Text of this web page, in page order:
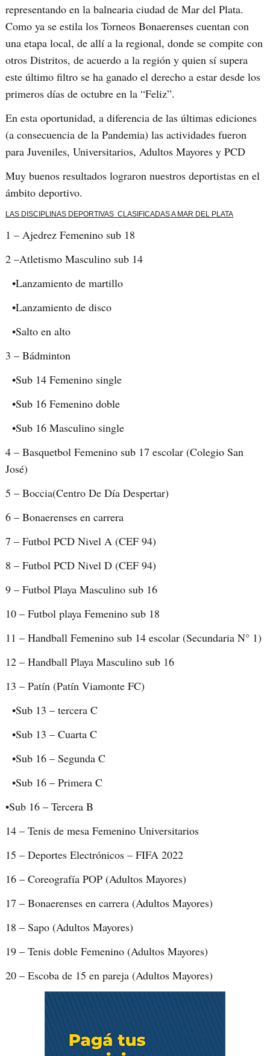
representando en la balnearia ciudad de Mar del Plata.
Como ya se estila los Torneos Bonaerenses cuentan con
una etapa local, de allí a la regional, donde se compite con
otros Distritos, de acuerdo a la región y quien sí supera
este último filtro se ha ganado el derecho a estar desde los
primeros días de octubre en la “Feliz”.
En esta oportunidad, a diferencia de las últimas ediciones
(a consecuencia de la Pandemia) las actividades fueron
para Juveniles, Universitarios, Adultos Mayores y PCD
Muy buenos resultados lograron nuestros deportistas en el
ámbito deportivo.
LAS DISCIPLINAS DEPORTIVAS CLASIFICADAS A MAR DEL PLATA
1 – Ajedrez Femenino sub 18
2 –Atletismo Masculino sub 14
•Lanzamiento de martillo
•Lanzamiento de disco
•Salto en alto
3 – Bádminton
•Sub 14 Femenino single
•Sub 16 Femenino doble
•Sub 16 Masculino single
4 – Basquetbol Femenino sub 17 escolar (Colegio San
José)
5 – Boccia(Centro De Día Despertar)
6 – Bonaerenses en carrera
7 – Futbol PCD Nivel A (CEF 94)
8 – Futbol PCD Nivel D (CEF 94)
9 – Futbol Playa Masculino sub 16
10 – Futbol playa Femenino sub 18
11 – Handball Femenino sub 14 escolar (Secundaria N° 1)
12 – Handball Playa Masculino sub 16
13 – Patín (Patín Viamonte FC)
•Sub 13 – tercera C
•Sub 13 – Cuarta C
•Sub 16 – Segunda C
•Sub 16 – Primera C
•Sub 16 – Tercera B
14 – Tenis de mesa Femenino Universitarios
15 – Deportes Electrónicos – FIFA 2022
16 – Coreografía POP (Adultos Mayores)
17 – Bonaerenses en carrera (Adultos Mayores)
18 – Sapo (Adultos Mayores)
19 – Tenis doble Femenino (Adultos Mayores)
20 – Escoba de 15 en pareja (Adultos Mayores)